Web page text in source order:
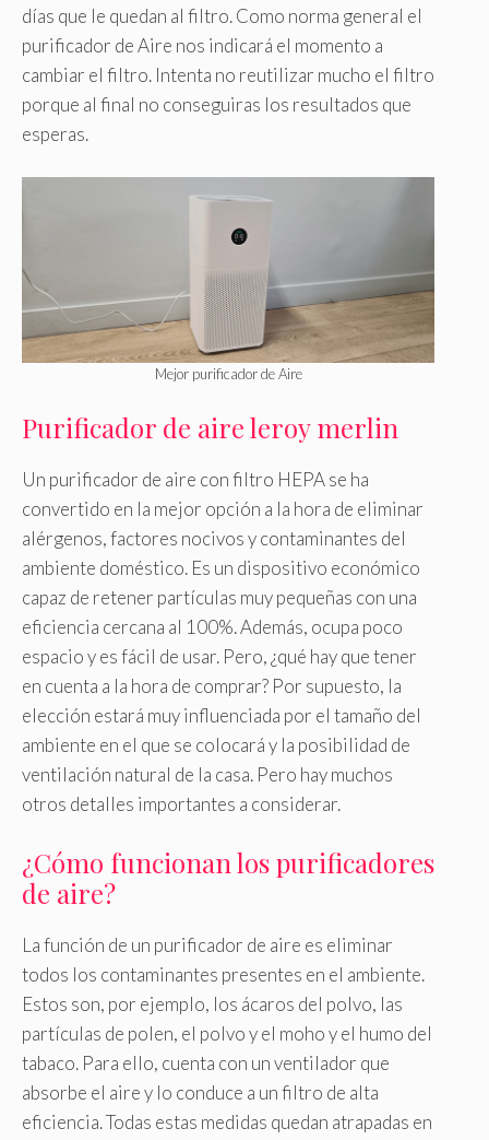
días que le quedan al filtro. Como norma general el
purificador de Aire nos indicará el momento a
cambiar el filtro. Intenta no reutilizar mucho el filtro
porque al final no conseguiras los resultados que
esperas.
Mejor purificador de Aire
Purificador de aire leroy merlin
Un purificador de aire con filtro HEPA se ha
convertido en la mejor opción a la hora de eliminar
alérgenos, factores nocivos y contaminantes del
ambiente doméstico. Es un dispositivo económico
capaz de retener partículas muy pequeñas con una
eficiencia cercana al 100%. Además, ocupa poco
espacio y es fácil de usar. Pero, ¿qué hay que tener
en cuenta a la hora de comprar? Por supuesto, la
elección estará muy influenciada por el tamaño del
ambiente en el que se colocará y la posibilidad de
ventilación natural de la casa. Pero hay muchos
otros detalles importantes a considerar.
¿Cómo funcionan los purificadores
de aire?
La función de un purificador de aire es eliminar
todos los contaminantes presentes en el ambiente.
Estos son, por ejemplo, los ácaros del polvo, las
partículas de polen, el polvo y el moho y el humo del
tabaco. Para ello, cuenta con un ventilador que
absorbe el aire y lo conduce a un filtro de alta
eficiencia. Todas estas medidas quedan atrapadas en